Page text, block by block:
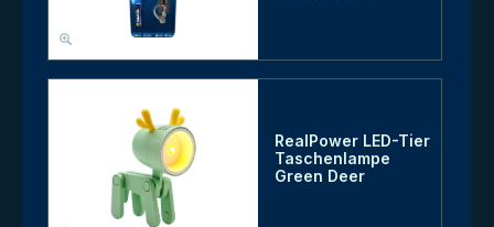
RealPower LED-Tier
Taschenlampe
Green Deer